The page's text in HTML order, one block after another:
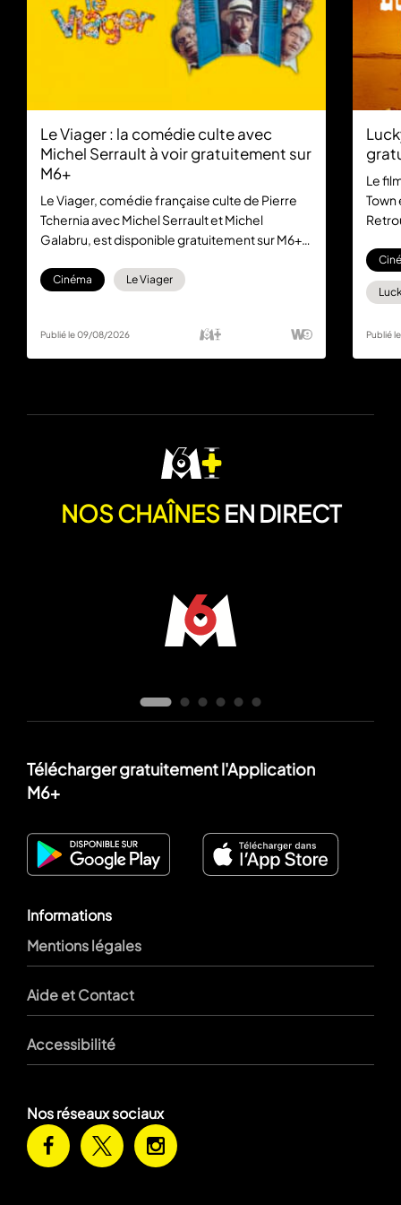
Le Viager : la comédie culte avec
Michel Serrault à voir gratuitement sur
M6+
Le Viager, comédie française culte de Pierre
Tchernia avec Michel Serrault et Michel
Galabru, est disponible gratuitement sur M6+.
sans abonnement.
Cinéma Le Viager
Publié le 09/08/2026
Le
Publié
NOS CHAÎNESEN DIRECT
Télécharger gratuitement l'Application
M6+
Informations
Mentions légales
Aide et Contact
Accessibilité
Nos réseaux sociaux